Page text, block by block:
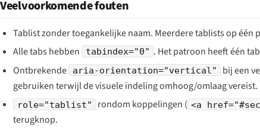
Veelvoorkomende fouten
Tablist zonder toegankelijke naam. Meerdere tablists op
Alle tabs hebben
tabindex="0" . Het patroon heeft één
Ontbrekende
aria-orientation="vertical"
bij een
gebruiken terwijl de visuele indeling omhoog/omlaag vereist.
role="tablist" rondom koppelingen ( <a
terugknop.